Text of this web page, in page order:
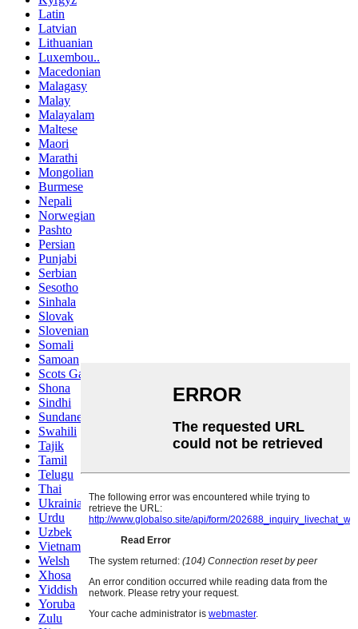
Latin
Latvian
Lithuanian
Luxembou..
Macedonian
Malagasy
Malay
Malayalam
Maltese
Maori
Marathi
Mongolian
Burmese
Nepali
Norwegian
Pashto
Persian
Punjabi
Serbian
Sesotho
Sinhala
Slovak
Slovenian
Somali
Samoan
Scots Gaelic
Shona
Sindhi
Sundanese
Swahili
Tajik
Tamil
Telugu
Thai
Ukrainian
Urdu
Uzbek
Vietnamese
Welsh
Xhosa
Yiddish
Yoruba
Zulu